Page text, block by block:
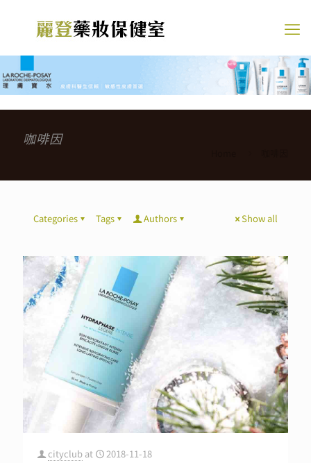
咖啡因
Categories Tags Authors Show all
cityclub at 2018-11-18